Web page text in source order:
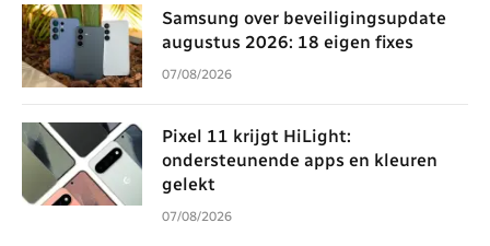
Samsung over beveiligingsupdate
augustus 2026: 18 eigen fixes
07/08/2026
Pixel 11 krijgt HiLight:
ondersteunende apps en kleuren
gelekt
07/08/2026